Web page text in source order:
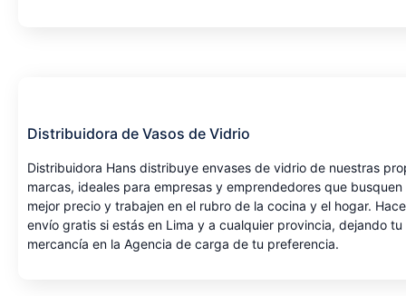
Distribuidora de Vasos de Vidrio
Distribuidora Hans distribuye envases de vidrio de nuestras
marcas, ideales para empresas y emprendedores que busquen
mejor precio y trabajen en el rubro de la cocina y el hogar.
envío gratis si estás en Lima y a cualquier provincia, dejando tu
mercancía en la Agencia de carga de tu preferencia.